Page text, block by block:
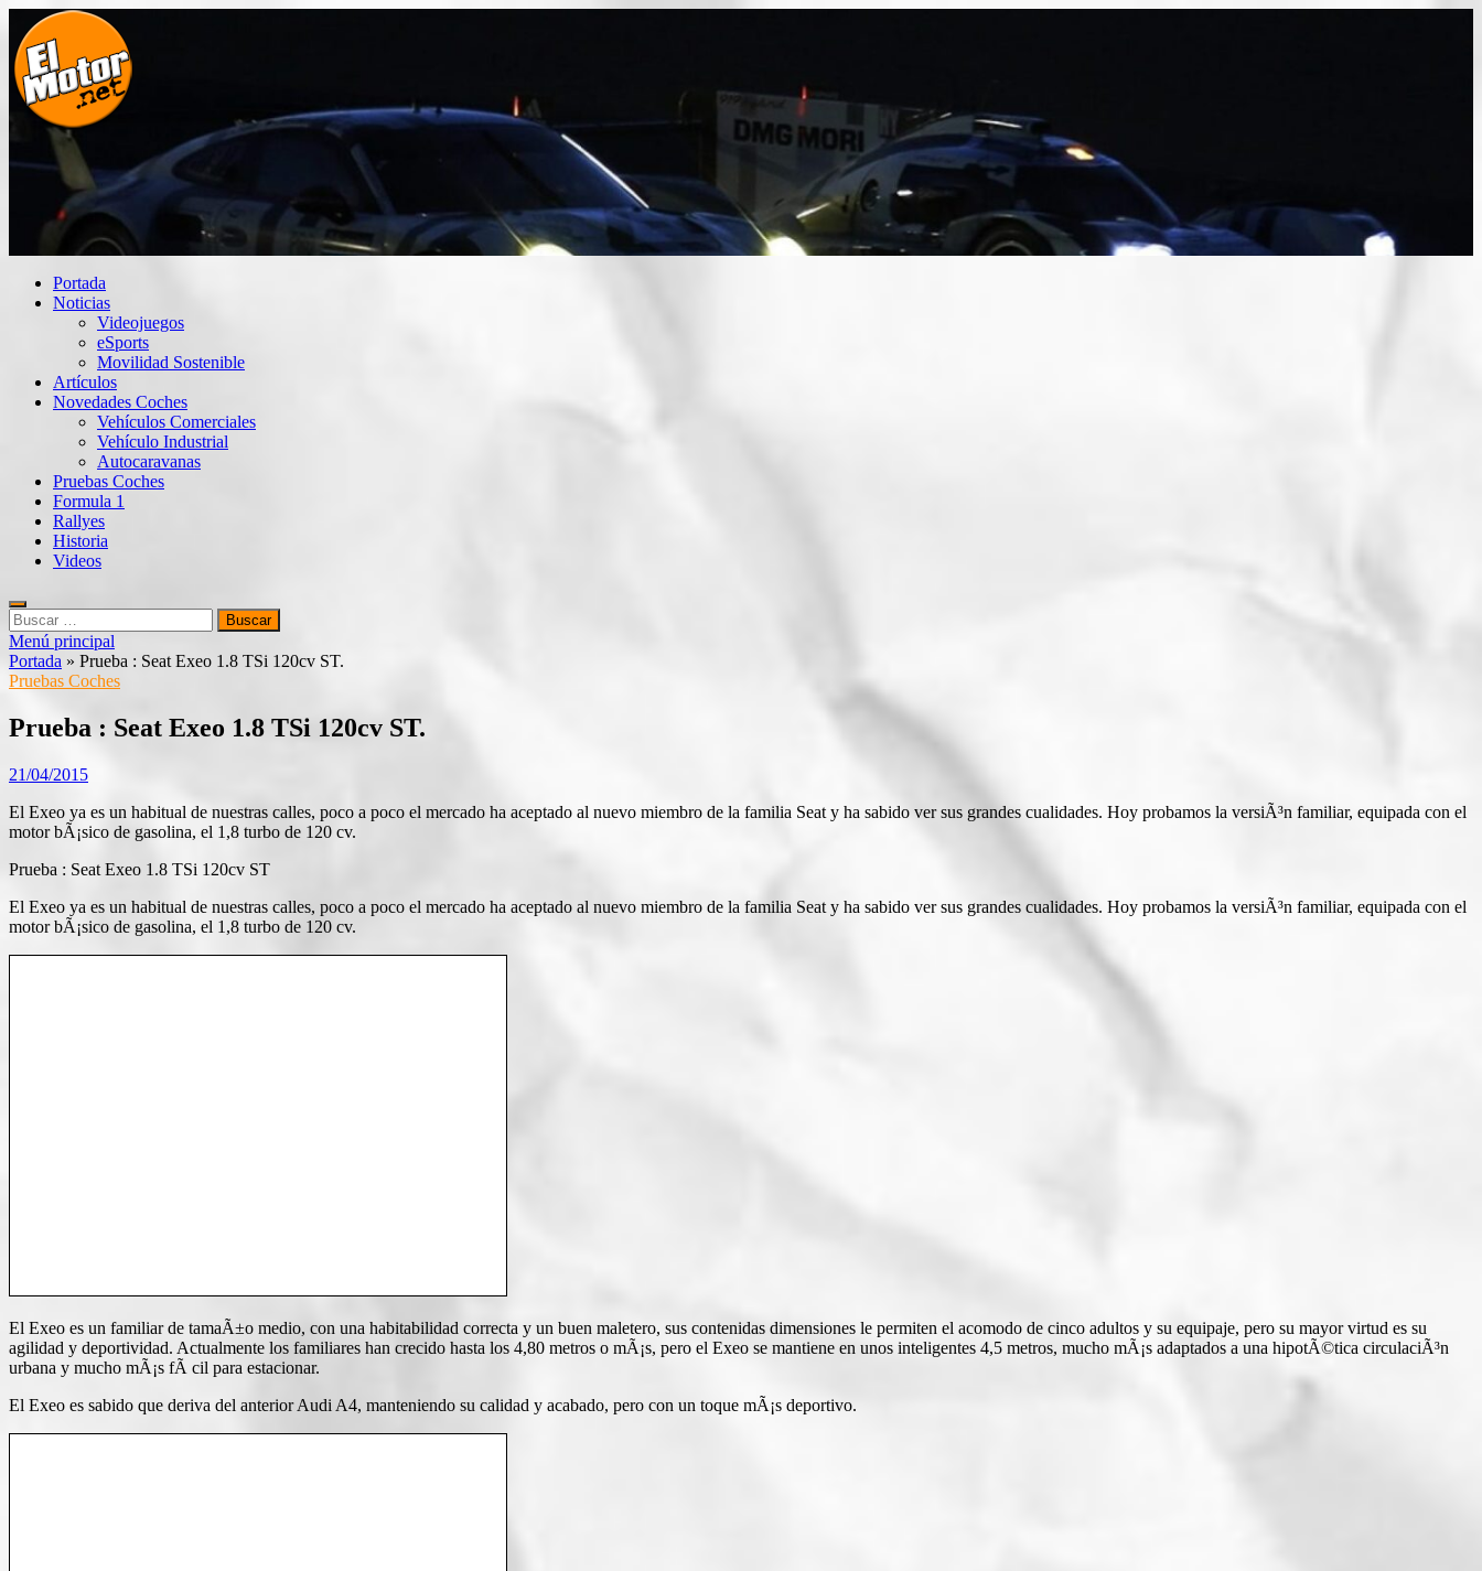
Saltar
contenido
El Motor punto Net
Información sobre novedades y pruebas de Automóviles
Portada
Noticias
Videojuegos
eSports
Movilidad Sostenible
Artículos
Novedades Coches
Vehículos Comerciales
Vehículo Industrial
Autocaravanas
Pruebas Coches
Formula 1
Rallyes
Historia
Videos
Buscar:
Menú principal
Portada » Prueba : Seat Exeo 1.8 TSi 120cv ST.
Pruebas Coches
Prueba : Seat Exeo 1.8 TSi 120cv ST.
21/04/2015
El Exeo ya es un habitual de nuestras calles, poco a poco el mercado ha aceptado al nuevo miembro de la familia Seat y ha sabido ver sus grandes cualidades. Hoy probamos la versiÃ³n familiar, equipada con el
motor bÃ¡sico de gasolina, el 1,8 turbo de 120 cv.
Prueba : Seat Exeo 1.8 TSi 120cv ST
El Exeo ya es un habitual de nuestras calles, poco a poco el mercado ha aceptado al nuevo miembro de la familia Seat y ha sabido ver sus grandes cualidades. Hoy probamos la versiÃ³n familiar, equipada con el
motor bÃ¡sico de gasolina, el 1,8 turbo de 120 cv.
El Exeo es un familiar de tamaÃ±o medio, con una habitabilidad correcta y un buen maletero, sus contenidas dimensiones le permiten el acomodo de cinco adultos y su equipaje, pero su mayor virtud es su
agilidad y deportividad. Actualmente los familiares han crecido hasta los 4,80 metros o mÃ¡s, pero el Exeo se mantiene en unos inteligentes 4,5 metros, mucho mÃ¡s adaptados a una hipotÃ©tica circulaciÃ³n
urbana y mucho mÃ¡s fÃ cil para estacionar.
El Exeo es sabido que deriva del anterior Audi A4, manteniendo su calidad y acabado, pero con un toque mÃ¡s deportivo.